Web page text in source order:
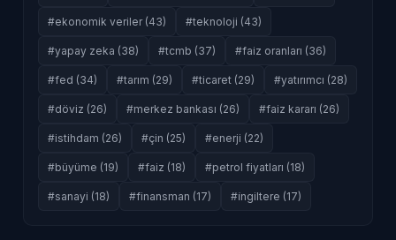
#ekonomik veriler (43) #teknoloji (43)
#yapay zeka (38) #tcmb (37) #faiz oranları (36)
#fed (34) #tarım (29) #ticaret (29) #yatırımcı (28)
#döviz (26) #merkez bankası (26) #faiz kararı (26)
#istihdam (26) #çin (25) #enerji (22)
#büyüme (19) #faiz (18) #petrol fiyatları (18)
#sanayi (18) #finansman (17) #i̇ngiltere (17)